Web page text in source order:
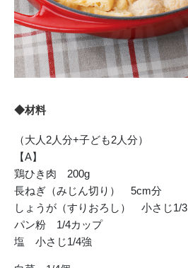
◆材料
（大人2人分+子ども2人分）
【A】
鶏ひき肉 200g
長ねぎ（みじん切り） 5cm分
しょうが（すりおろし） 小さじ1/3
パン粉 1/4カップ
塩 小さじ1/4強